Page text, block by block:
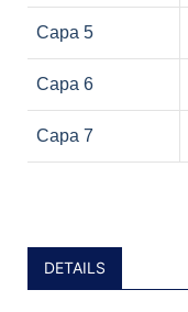
Capa 5
Capa 6
Capa 7
DETAILS